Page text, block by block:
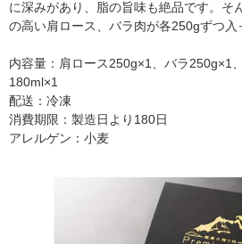
に深みがあり、脂の旨味も絶品です。そ
の高い肩ロース、バラ肉が各250gずつ入
内容量：肩ロース250g×1、バラ250g×1
180ml×1
配送：冷凍
消費期限：製造日より180日
アレルゲン：小麦